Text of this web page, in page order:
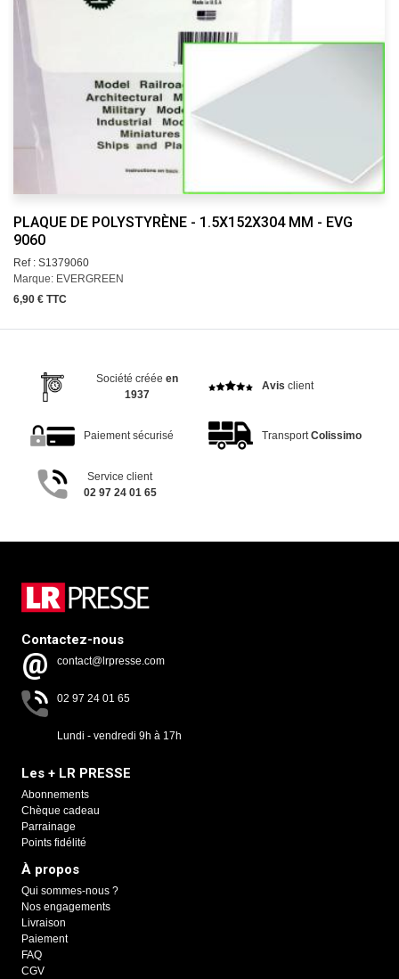
PLAQUE DE POLYSTYRÈNE - 1.5X152X304 MM - EVG
9060
Ref : S1379060
Marque: EVERGREEN
6,90 € TTC
Société créée en
1937
Avis client
Paiement sécurisé TransportColissimo
Service client
02 97 24 01 65
Contactez-nous
contact@lrpresse.com
02 97 24 01 65
Lundi - vendredi 9h à 17h
Les + LR PRESSE
Abonnements
Chèque cadeau
Parrainage
Points fidélité
À propos
Qui sommes-nous ?
Nos engagements
Livraison
Paiement
FAQ
CGV